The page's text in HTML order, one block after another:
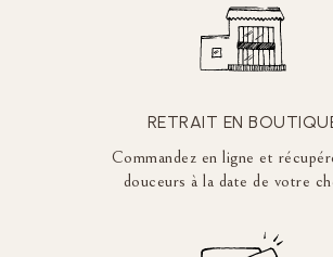
RETRAIT EN
Commandez en ligne et
douceurs à la date de votre